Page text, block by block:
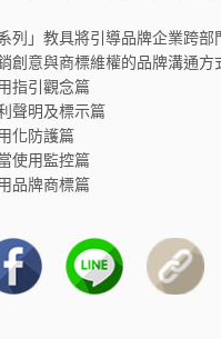
列」教具將引導品牌企業跨部
創意與商標維權的品牌溝通方
指引觀念篇
聲明及標示篇
化防護篇
使用監控篇
品牌商標篇